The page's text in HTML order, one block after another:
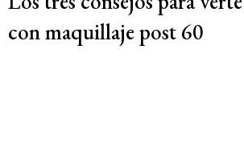
con maquillaje post 60